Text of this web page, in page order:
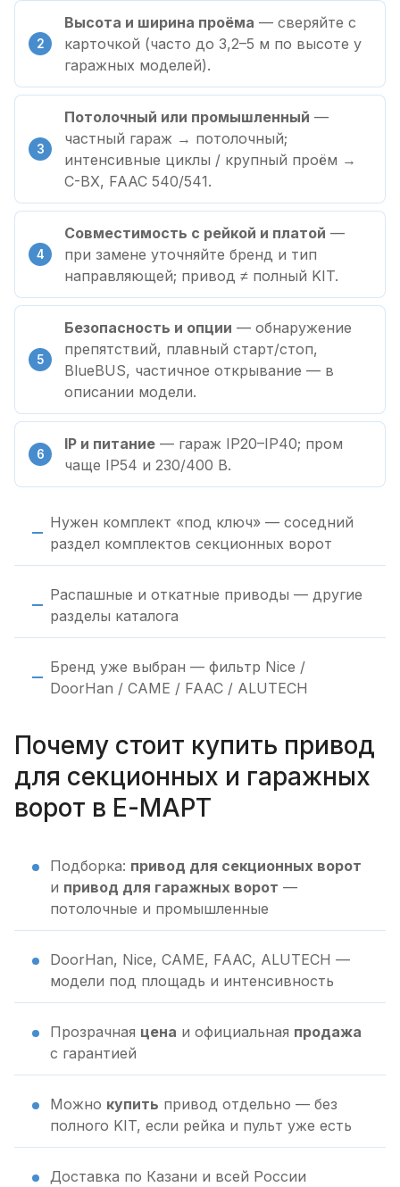
Высота и ширина проёма — сверяйте с
карточкой (часто до 3,2–5 м по высоте у
гаражных моделей).
Потолочный или промышленный —
частный гараж → потолочный;
интенсивные циклы / крупный проём →
C-BX, FAAC 540/541.
Совместимость с рейкой и платой —
при замене уточняйте бренд и тип
направляющей; привод ≠ полный KIT.
Безопасность и опции — обнаружение
препятствий, плавный старт/стоп,
BlueBUS, частичное открывание — в
описании модели.
IP и питание — гараж IP20–IP40; пром
чаще IP54 и 230/400 В.
Нужен комплект «под ключ» — соседний
раздел комплектов секционных ворот
Распашные и откатные приводы — другие
разделы каталога
Бренд уже выбран — фильтр Nice /
DoorHan / CAME / FAAC / ALUTECH
Почему стоит купить привод
для секционных и гаражных
ворот в Е-МАРТ
Подборка: привод для секционных ворот
и привод для гаражных ворот —
потолочные и промышленные
DoorHan, Nice, CAME, FAAC, ALUTECH —
модели под площадь и интенсивность
Прозрачная цена и официальная продажа
с гарантией
Можно купить привод отдельно — без
полного KIT, если рейка и пульт уже есть
Доставка по Казани и всей России